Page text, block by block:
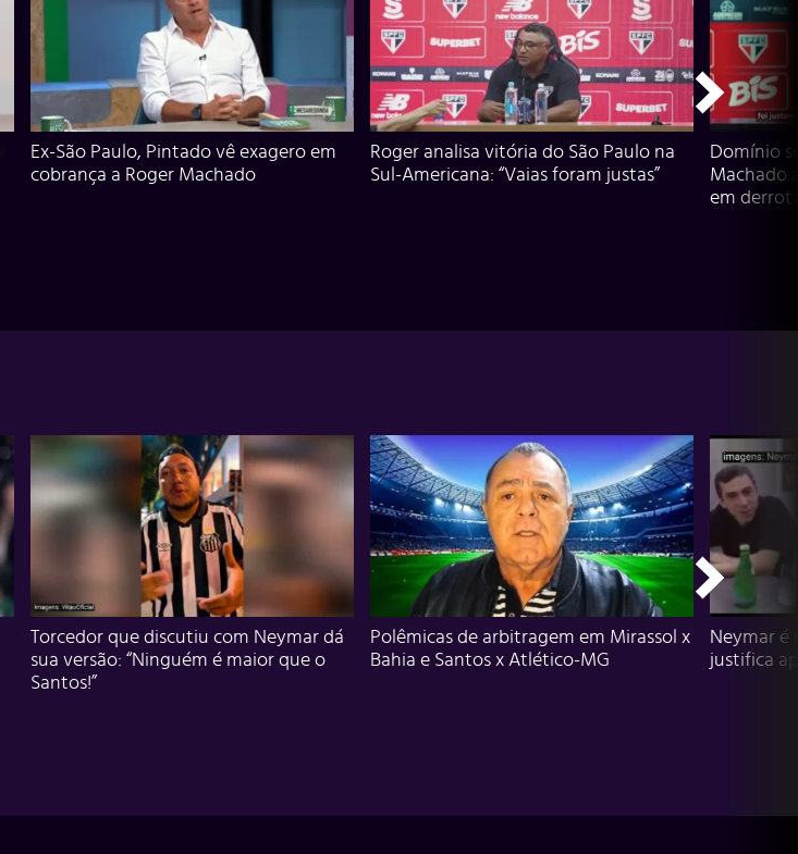
Ex-São Paulo, Pintado vê exagero em
cobrança a Roger Machado
Roger analisa vitória do São Paulo na
Sul-Americana: “Vaias foram justas”
Domínio
Machado
em
Torcedor que discutiu com Neymar dá
sua versão: “Ninguém é maior que o
Santos!”
Polêmicas de arbitragem em Mirassol x
Bahia e Santos x Atlético-MG
Neymar é
justifica